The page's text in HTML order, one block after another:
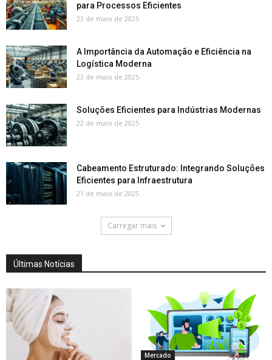
para Processos Eficientes
23 de maio de 2025
A Importância da Automação e Eficiência na
Logística Moderna
23 de maio de 2025
Soluções Eficientes para Indústrias Modernas
22 de maio de 2025
Cabeamento Estruturado: Integrando Soluções
Eficientes para Infraestrutura
21 de maio de 2025
Carregar mais
Últimas Notícias
Mercado